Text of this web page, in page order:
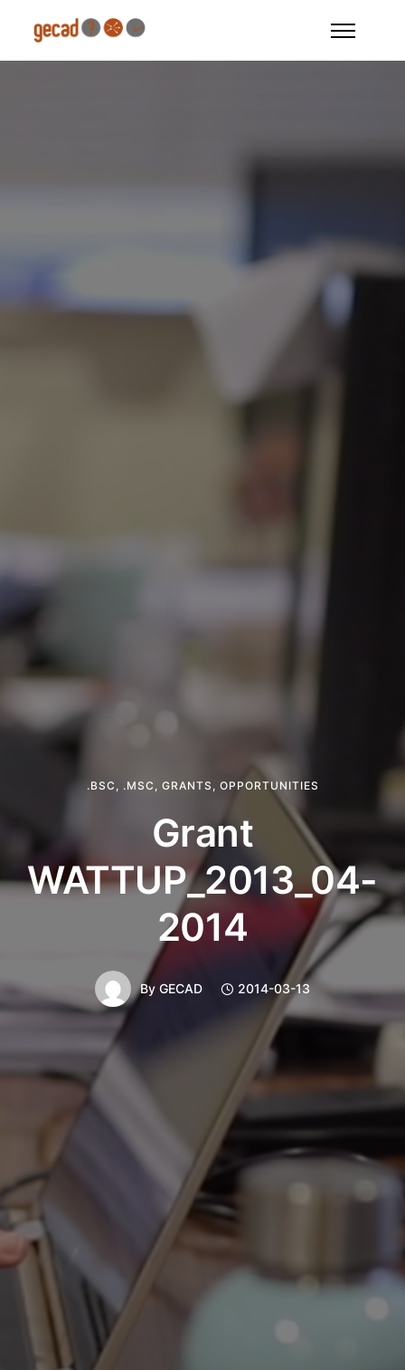
.BSC .MSC GRANTS , OPPORTUNITIES
Grant
WATTUP_2013_04-
2014
By GECAD 2014-03-13